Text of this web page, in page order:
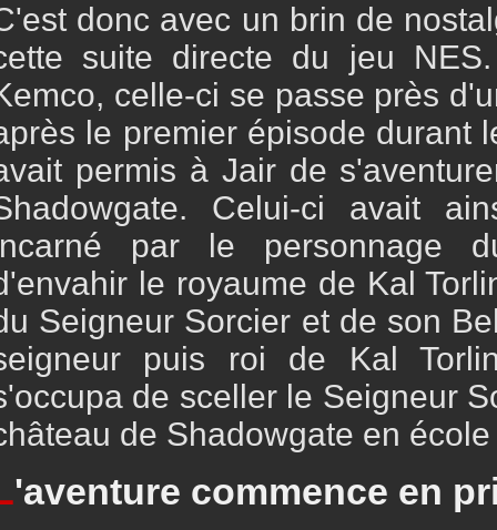
donc avec un brin de
suite directe du jeu
celle-ci se passe près
le premier épisode durant
permis à Jair de
Celui-ci avait
par le personnage
le royaume de Kal
Seigneur Sorcier et de son
puis roi de Kal
de sceller le Seigneur
de Shadowgate en
'aventure commence en